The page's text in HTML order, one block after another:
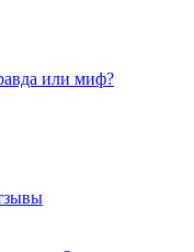
или миф?